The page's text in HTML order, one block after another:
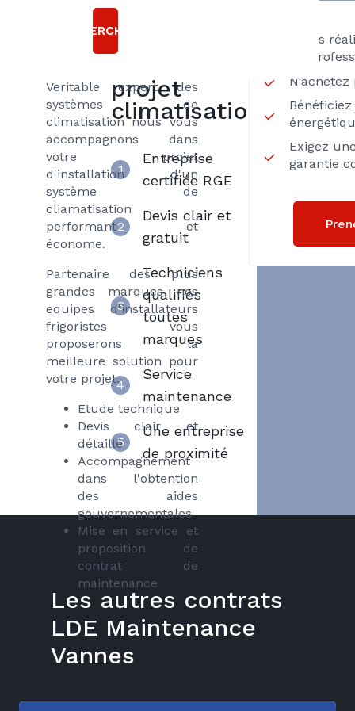
avec
Axenergie
Veritable expert des
systèmes de
climatisation nous vous
accompagnons dans
votre projet
d'installation d'un
système de
cliamatisation
performant et
économe.
Partenaire des plus
grandes marques nos
equipes d'installateurs
frigoristes vous
proposerons la
meilleure solution pour
votre projet.
Etude technique
Devis clair et
détaillé
Accompagnement
dans l'obtention
des aides
gouvernementales
Mise en service et
proposition de
contrat de
maintenance
Faites
un
Bénéficiez
Exigez
garantie
RECHERCHERChoisir
Axenergie
projet
climatisation
1
Entreprise
certifiée RGE
2
Devis clair et
gratuit
3
Techniciens
qualifiés
toutes
marques
4
Service
maintenance
5
Une entreprise
de proximité
Les autres contrats
LDE Maintenance
Vannes